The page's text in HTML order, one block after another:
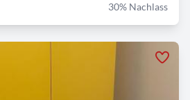
30% Nachlass